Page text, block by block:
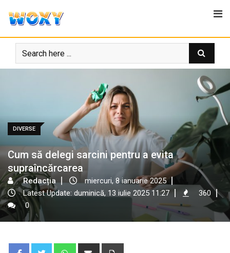
DIVERSE
Cum să delegi sarcini pentru a evita
supraîncărcarea
Redacția
miercuri, 8 ianuarie 2025
Latest Update: duminică, 13 iulie 2025 11:27
360
0
WhatsappShare